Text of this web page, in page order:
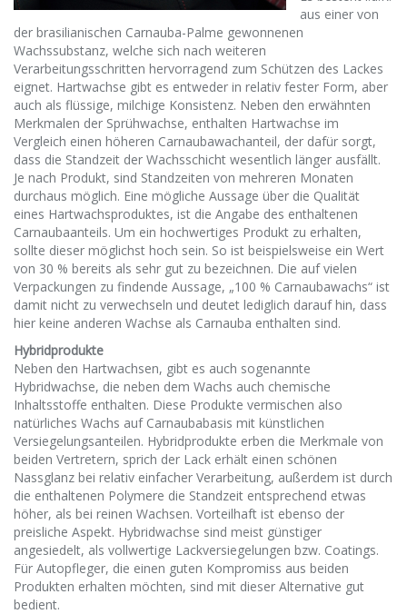
aus einer von
der brasilianischen Carnauba-Palme gewonnenen
Wachssubstanz, welche sich nach weiteren
Verarbeitungsschritten hervorragend zum Schützen des Lackes
eignet. Hartwachse gibt es entweder in relativ fester Form, aber
auch als flüssige, milchige Konsistenz. Neben den erwähnten
Merkmalen der Sprühwachse, enthalten Hartwachse im
Vergleich einen höheren Carnaubawachanteil, der dafür sorgt,
dass die Standzeit der Wachsschicht wesentlich länger ausfällt.
Je nach Produkt, sind Standzeiten von mehreren Monaten
durchaus möglich. Eine mögliche Aussage über die Qualität
eines Hartwachsproduktes, ist die Angabe des enthaltenen
Carnaubaanteils. Um ein hochwertiges Produkt zu erhalten,
sollte dieser möglichst hoch sein. So ist beispielsweise ein Wert
von 30 % bereits als sehr gut zu bezeichnen. Die auf vielen
Verpackungen zu findende Aussage, „100 % Carnaubawachs“ ist
damit nicht zu verwechseln und deutet lediglich darauf hin, dass
hier keine anderen Wachse als Carnauba enthalten sind.
Hybridprodukte
Neben den Hartwachsen, gibt es auch sogenannte
Hybridwachse, die neben dem Wachs auch chemische
Inhaltsstoffe enthalten. Diese Produkte vermischen also
natürliches Wachs auf Carnaubabasis mit künstlichen
Versiegelungsanteilen. Hybridprodukte erben die Merkmale von
beiden Vertretern, sprich der Lack erhält einen schönen
Nassglanz bei relativ einfacher Verarbeitung, außerdem ist durch
die enthaltenen Polymere die Standzeit entsprechend etwas
höher, als bei reinen Wachsen. Vorteilhaft ist ebenso der
preisliche Aspekt. Hybridwachse sind meist günstiger
angesiedelt, als vollwertige Lackversiegelungen bzw. Coatings.
Für Autopfleger, die einen guten Kompromiss aus beiden
Produkten erhalten möchten, sind mit dieser Alternative gut
bedient.